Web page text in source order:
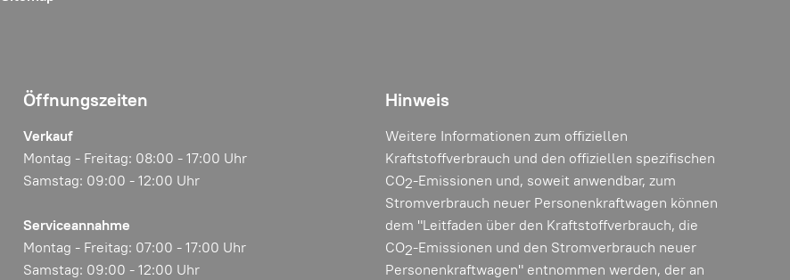
Öffnungszeiten
Verkauf
Montag - Freitag: 08:00 - 17:00 Uhr
Samstag: 09:00 - 12:00 Uhr
Serviceannahme
Montag - Freitag: 07:00 - 17:00 Uhr
Samstag: 09:00 - 12:00 Uhr
Hinweis
Weitere Informationen zum offiziellen
Kraftstoffverbrauch und den offiziellen spezifischen
CO2-Emissionen und, soweit anwendbar, zum
Stromverbrauch neuer Personenkraftwagen können
dem "Leitfaden über den Kraftstoffverbrauch, die
CO2-Emissionen und den Stromverbrauch neuer
Personenkraftwagen" entnommen werden, der an